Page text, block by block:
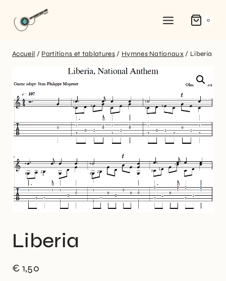
0
Accueil / Partitions et tablatures / Hymnes Nationaux / Liberia
Liberia
€ 1,50